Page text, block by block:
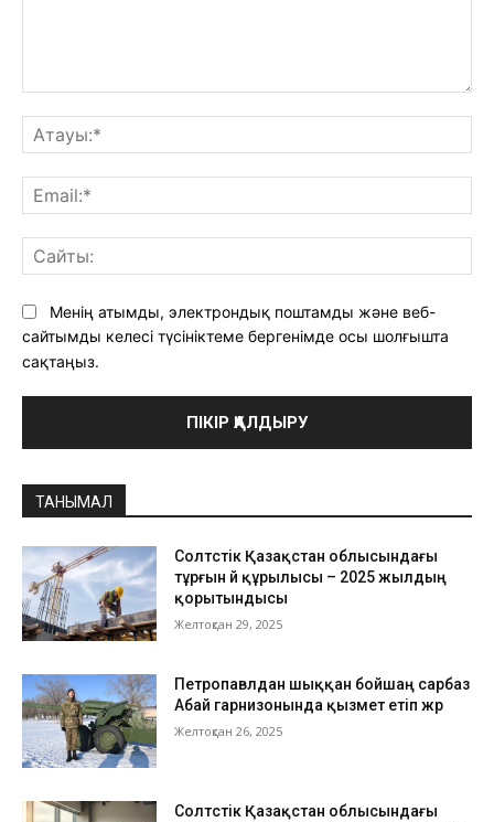
Менің атымды, электрондық поштамды және веб-
сайтымды келесі түсініктеме бергенімде осы шолғышта
сақтаңыз.
ТАНЫМАЛ
Солтүстік Қазақстан облысындағы
тұрғын үй құрылысы – 2025 жылдың
қорытындысы
Желтоқсан 29, 2025
Петропавлдан шыққан бойшаң сарбаз
Абай гарнизонында қызмет етіп жүр
Желтоқсан 26, 2025
Солтүстік Қазақстан облысындағы